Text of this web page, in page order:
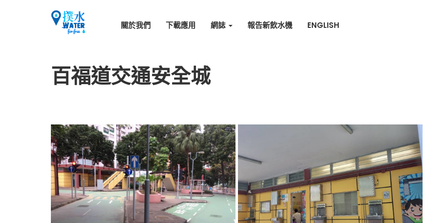
關於我們 下載應用 網誌 報告新飲水機 ENGLISH
百福道交通安全城